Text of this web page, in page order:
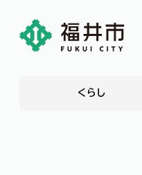
くらし